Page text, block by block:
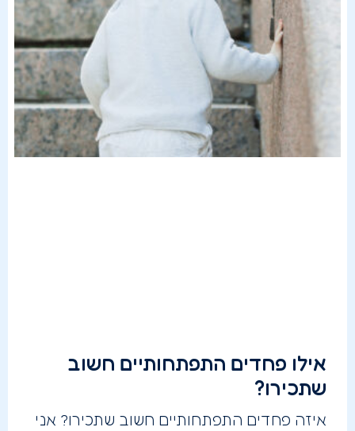
אילו פחדים התפתחותיים חשוב
שתכירו?
איזה פחדים התפתחותיים חשוב שתכירו? אני